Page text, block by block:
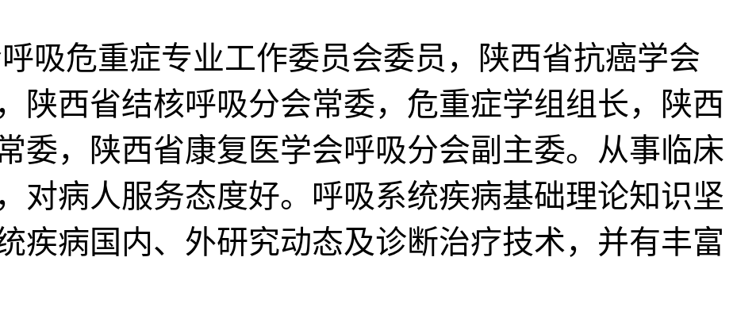
吸危重症专业工作委员会委员，陕西省抗癌学会
陕西省结核呼吸分会常委，危重症学组组长，陕西
委，陕西省康复医学会呼吸分会副主委。从事临床
对病人服务态度好。呼吸系统疾病基础理论知识坚
疾病国内、外研究动态及诊断治疗技术，并有丰富